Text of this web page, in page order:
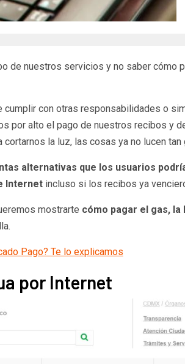
de nuestros servicios y no saber cómo
cumplir con otras responsabilidades o
por alto el pago de nuestros recibos y
la luz, las cosas ya no lucen tan
alternativas que los usuarios
Internetincluso si los recibos ya
mostrarte cómo pagar el gas, la
Pago? Te lo explicamos
por Internet